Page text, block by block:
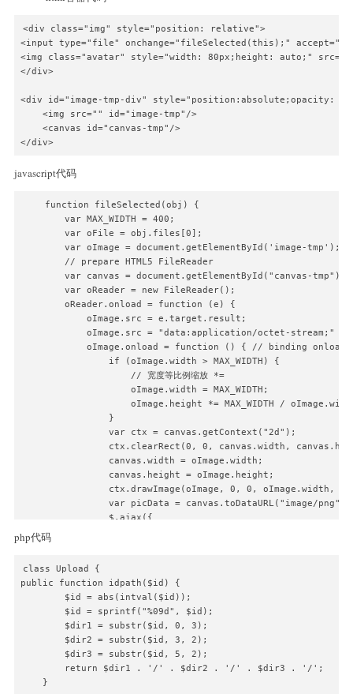
<div class="img" style="position: relative">
<input type="file" onchange="fileSelected(this);"
<img class="avatar" style="width: 80px;height: auto;" src="./
</div>
<div id="image-tmp-div" style="position:absolute;opacity:
    <img src="" id="image-tmp"/>
    <canvas id="canvas-tmp"/>
</div>
javascript代码
    function fileSelected(obj) {
        var MAX_WIDTH = 400;
        var oFile = obj.files[0];
        var oImage = document.getElementById('image-tmp');
        // prepare HTML5 FileReader
        var canvas = document.getElementById("canvas-tmp");
        var oReader = new FileReader();
        oReader.onload = function (e) {
            oImage.src = e.target.result;
oImage.src = "data:application/octet-stream;"
oImage.onload = function () { // binding onload
                if (oImage.width > MAX_WIDTH) {
                    // 宽度等比例缩放 *=
                    oImage.width = MAX_WIDTH;
oImage.height *= MAX_WIDTH /
                }
                var ctx = canvas.getContext("2d");
ctx.clearRect(0, 0, canvas.width,
                canvas.width = oImage.width;
                canvas.height = oImage.height;
ctx.drawImage(oImage, 0, 0, oImage.width,
                var picData = canvas.toDataURL("image/png");
                $.ajax({
                    type: "POST",
                    url: "{:url('upload')}",
                    success: function (r) {
                        if (r.code !== 1) {
                            alert(r.msg);
                            return;
                        }
$('.avatar').attr("src",
                    },
                    error: function (err) {
                        alert('操作失败，请联系管理员');
php代码
class Upload {
public function idpath($id) {
        $id = abs(intval($id));
        $id = sprintf("%09d", $id);
        $dir1 = substr($id, 0, 3);
        $dir2 = substr($id, 3, 2);
        $dir3 = substr($id, 5, 2);
        return $dir1 . '/' . $dir2 . '/' . $dir3 . '/';
    }